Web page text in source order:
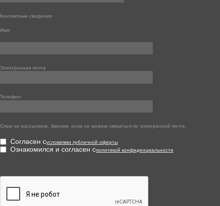
Контактные сведения
Имя
Электронная почта
Телефон
Спам не рассылаем. Звоним, если не можем связаться по электронной почте.
Согласен сусловиями публичной оферты
Ознакомился и согласен сполитикой конфиденциальности